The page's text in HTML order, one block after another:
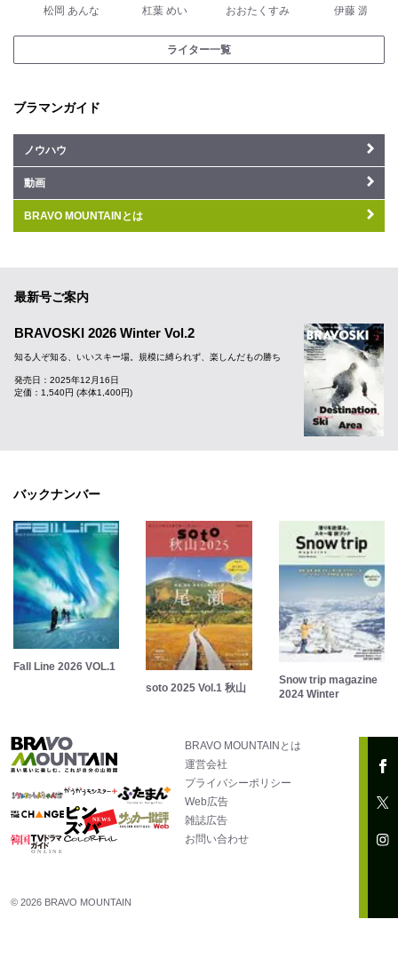
松岡 あんな 杠葉 めい おおたくすみ 伊藤 源
ライター一覧
ブラマンガイド
ノウハウ
動画
BRAVO MOUNTAINとは
最新号ご案内
BRAVOSKI 2026 Winter Vol.2
知る人ぞ知る、いいスキー場。規模に縛られず、楽しんだもの勝ち
発売日：2025年12月16日
定価：1,540円 (本体1,400円)
バックナンバー
Fall Line 2026 VOL.1
soto 2025 Vol.1 秋山
Snow trip magazine
2024 Winter
BRAVO MOUNTAINとは
運営会社
プライバシーポリシー
Web広告
雑誌広告
お問い合わせ
© 2026 BRAVO MOUNTAIN